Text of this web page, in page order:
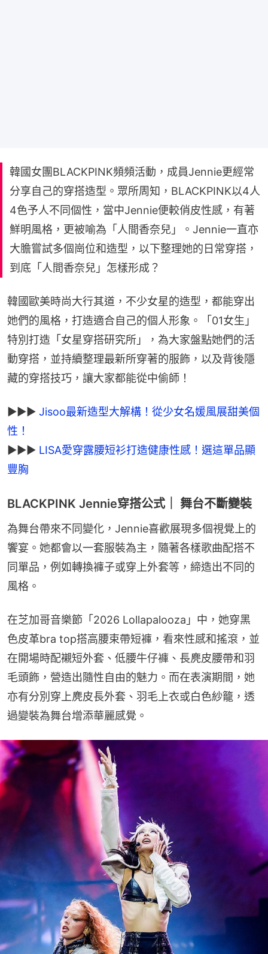
韓國女團BLACKPINK頻頻活動，成員Jennie更經常
分享自己的穿搭造型。眾所周知，BLACKPINK以4人
4色予人不同個性，當中Jennie便較俏皮性感，有著
鮮明風格，更被喻為「人間香奈兒」。Jennie一直亦
大膽嘗試多個崗位和造型，以下整理她的日常穿搭，
到底「人間香奈兒」怎樣形成？
韓國歐美時尚大行其道，不少女星的造型，都能穿出
她們的風格，打造適合自己的個人形象。「01女生」
特別打造「女星穿搭研究所」，為大家盤點她們的活
動穿搭，並持續整理最新所穿著的服飾，以及背後隱
藏的穿搭技巧，讓大家都能從中偷師！
►►► Jisoo最新造型大解構！從少女名媛風展甜美個
►►► LISA愛穿露腰短衫打造健康性感！選這單品顯
豐胸
BLACKPINK Jennie穿搭公式｜ 舞台不斷變裝
為舞台帶來不同變化，Jennie喜歡展現多個視覺上的
饗宴。她都會以一套服裝為主，隨著各樣歌曲配搭不
同單品，例如轉換褲子或穿上外套等，締造出不同的
風格。
在芝加哥音樂節「2026 Lollapalooza」中，她穿黑
色皮革bra top搭高腰束帶短褲，看來性感和搖滾，並
在開場時配襯短外套、低腰牛仔褲、長麂皮腰帶和羽
毛頭飾，營造出隨性自由的魅力。而在表演期間，她
亦有分別穿上麂皮長外套、羽毛上衣或白色紗籠，透
過變裝為舞台增添華麗感覺。